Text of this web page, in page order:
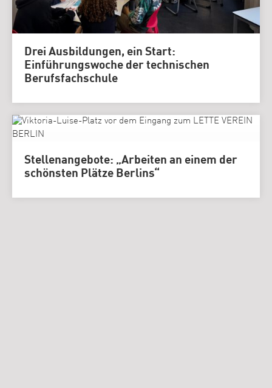
Drei Ausbildungen, ein Start:
Einführungswoche der technischen
Berufsfachschule
Stellenangebote: „Arbeiten an einem der
schönsten Plätze Berlins“